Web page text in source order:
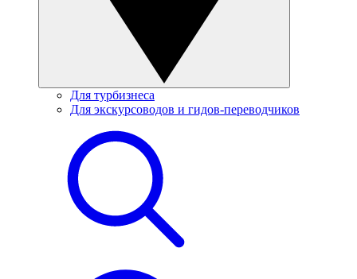
Для турбизнеса
Для экскурсоводов и гидов-переводчиков